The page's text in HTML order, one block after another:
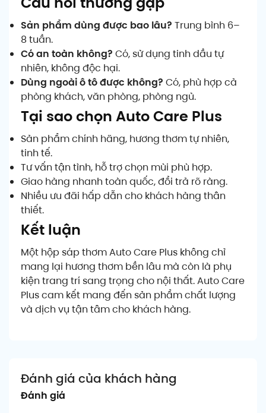
Sản phẩm dùng được bao lâu? Trung bình 6–
8 tuần.
Có an toàn không? Có, sử dụng tinh dầu tự
nhiên, không độc hại.
Dùng ngoài ô tô được không? Có, phù hợp cả
phòng khách, văn phòng, phòng ngủ.
Tại sao chọn Auto Care Plus
Sản phẩm chính hãng, hương thơm tự nhiên,
tinh tế.
Tư vấn tận tình, hỗ trợ chọn mùi phù hợp.
Giao hàng nhanh toàn quốc, đổi trả rõ ràng.
Nhiều ưu đãi hấp dẫn cho khách hàng thân
thiết.
Kết luận
Một hộp sáp thơm Auto Care Plus không chỉ
mang lại hương thơm bền lâu mà còn là phụ
kiện trang trí sang trọng cho nội thất. Auto Care
Plus cam kết mang đến sản phẩm chất lượng
và dịch vụ tận tâm cho khách hàng.
Đánh giá của khách hàng
Đánh giá